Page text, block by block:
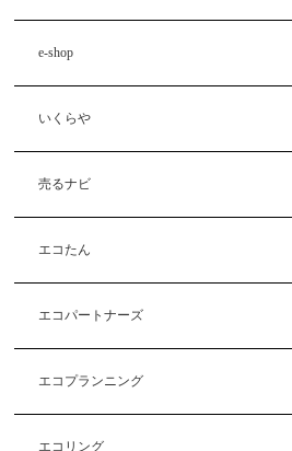
e-shop
いくらや
売るナビ
エコたん
エコパートナーズ
エコプランニング
エコリング